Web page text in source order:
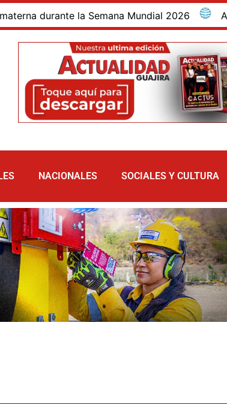
la Semana Mundial 2026 Alcaldía
NACIONALES SOCIALES Y CULTURA